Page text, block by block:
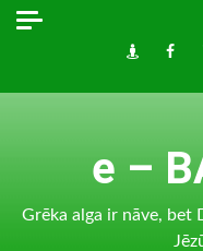
Skip
Draugiem
e –
Grēka alga ir nāve, bet